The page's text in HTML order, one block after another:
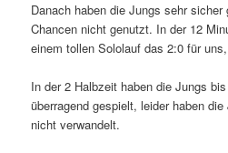
Danach haben die Jungs sehr
Chancen nicht genutzt. In der 12
einem tollen Sololauf das 2:0 für uns,
In der 2 Halbzeit haben die Jungs
überragend gespielt, leider haben
nicht verwandelt.